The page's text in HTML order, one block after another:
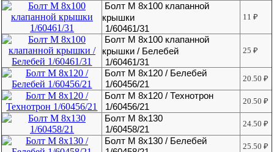
Болт М 8х100 клапанной
крышки
1/60461/31
11₽
Болт М 8х100 клапанной
крышки / Белебей
1/60461/31
25₽
Болт М 8х120 / Белебей
1/60456/21
20.50₽
Болт М 8х120 / Технотрон
1/60456/21
20.50₽
Болт М 8х130
1/60458/21
24.50₽
Болт М 8х130 / Белебей
25.50₽